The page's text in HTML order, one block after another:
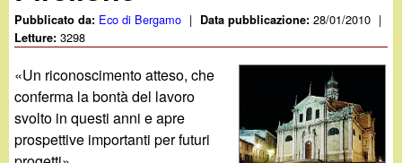
a
n
d
i
c
e
r
a
Pubblicato da: Eco di Bergamo | Data pubblicazione:28/01/2010 |
Letture:3298
«Un riconoscimento atteso, che
conferma la bontà del lavoro
svolto in questi anni e apre
prospettive importanti per futuri